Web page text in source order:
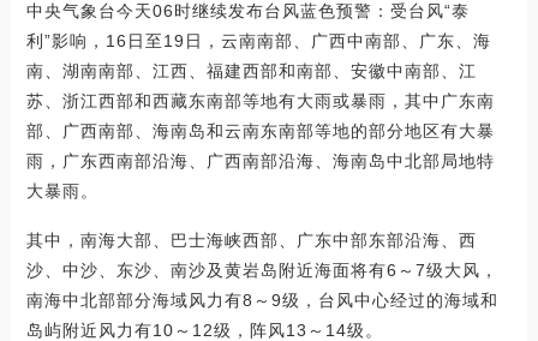
中央气象台今天06时继续发布台风蓝色预警：受台风“泰
利”影响，16日至19日，云南南部、广西中南部、广东、海
南、湖南南部、江西、福建西部和南部、安徽中南部、江
苏、浙江西部和西藏东南部等地有大雨或暴雨，其中广东南
部、广西南部、海南岛和云南东南部等地的部分地区有大暴
雨，广东西南部沿海、广西南部沿海、海南岛中北部局地特
大暴雨。
其中，南海大部、巴士海峡西部、广东中部东部沿海、西
沙、中沙、东沙、南沙及黄岩岛附近海面将有6～7级大风，
南海中北部部分海域风力有8～9级，台风中心经过的海域和
岛屿附近风力有10～12级，阵风13～14级。